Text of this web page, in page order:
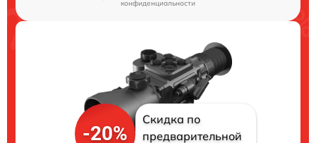
конфиденциальности
-20%
Скидка по
предварительной